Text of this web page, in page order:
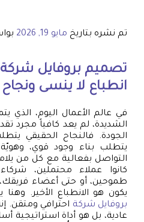
تم نشره بتاريخ مايو 19, 2026
تصميم بروفايل
انطباع لا ينسى
في عالم الأعمال اليوم، الذي
الشديدة، لم يعد كافياً مجرد
الجودة. فالنجاح الحقيقي
يتطلب بناء وجود قوي،
التواصل بفعالية مع كل من
كانوا عملاء محتملين،
طموحين، أو حتى أعضاء فريقك،
يكون هو الانطباع الأخير. وهنا
بروفايل شركة احترافي ومتقن.
عادية، بل هو أداة استراتيجية